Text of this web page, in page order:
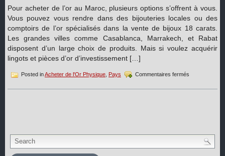
Pour acheter de l’or au Maroc, plusieurs options s’offrent à vous.
Vous pouvez vous rendre dans des bijouteries locales ou des
comptoirs de l’or spécialisés dans la vente de bijoux 18 carats.
Les grandes villes comme Casablanca, Marrakech, et Rabat
disposent d’un large choix de produits. Mais si voulez acquérir
lingots et pièces d’or d’investissement […]
Posted inAcheter de l'Or Physique Pays Commentaires fermés
acheter